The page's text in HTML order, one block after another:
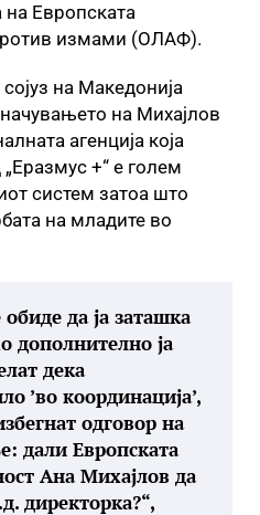
Европската
измами (ОЛАФ).
на Македонија
на Михајлов
агенција која
+“ е голем
систем затоа што
на младите во
да ја заташка
дополнително ја
дека
’во координација’,
одговор на
дали Европската
Ана Михајлов да
директорка?“,